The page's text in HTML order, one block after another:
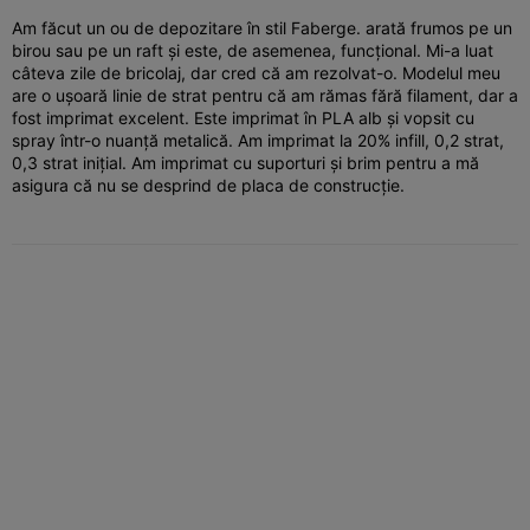
Am făcut un ou de depozitare în stil Faberge. arată frumos pe un
birou sau pe un raft și este, de asemenea, funcțional. Mi-a luat
câteva zile de bricolaj, dar cred că am rezolvat-o. Modelul meu
are o ușoară linie de strat pentru că am rămas fără filament, dar a
fost imprimat excelent. Este imprimat în PLA alb și vopsit cu
spray într-o nuanță metalică. Am imprimat la 20% infill, 0,2 strat,
0,3 strat inițial. Am imprimat cu suporturi și brim pentru a mă
asigura că nu se desprind de placa de construcție.